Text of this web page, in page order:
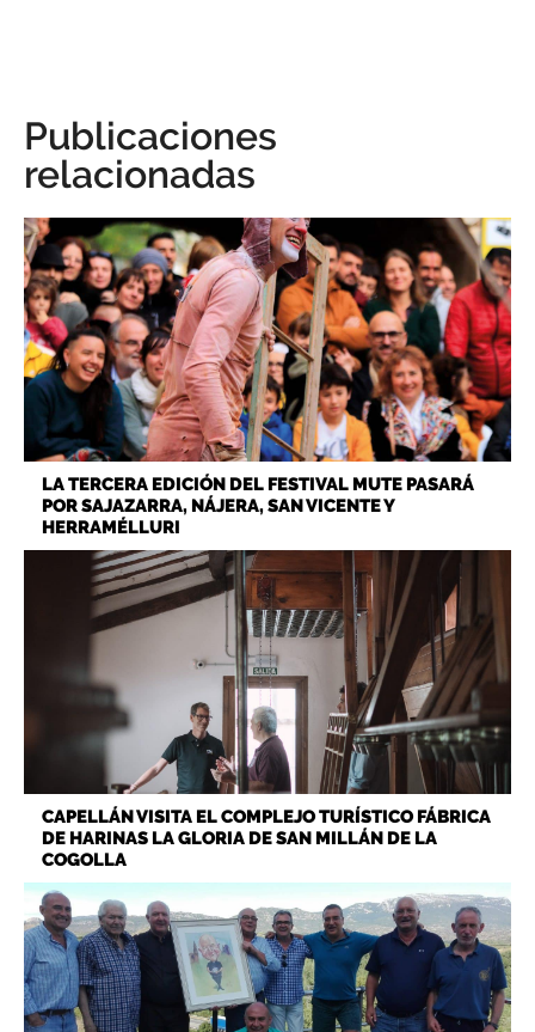
Publicaciones
relacionadas
LA TERCERA EDICIÓN DEL FESTIVAL MUTE PASARÁ
POR SAJAZARRA, NÁJERA, SAN VICENTE Y
HERRAMÉLLURI
CAPELLÁN VISITA EL COMPLEJO TURÍSTICO FÁBRICA
DE HARINAS LA GLORIA DE SAN MILLÁN DE LA
COGOLLA